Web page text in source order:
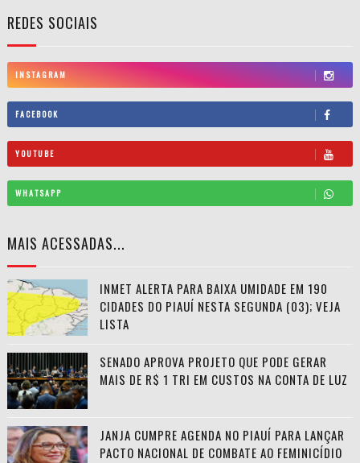
REDES SOCIAIS
INSTAGRAM
FACEBOOK
YOUTUBE
WHATSAPP
MAIS ACESSADAS...
INMET ALERTA PARA BAIXA UMIDADE EM 190
CIDADES DO PIAUÍ NESTA SEGUNDA (03); VEJA
LISTA
SENADO APROVA PROJETO QUE PODE GERAR
MAIS DE R$ 1 TRI EM CUSTOS NA CONTA DE LUZ
JANJA CUMPRE AGENDA NO PIAUÍ PARA LANÇAR
PACTO NACIONAL DE COMBATE AO FEMINICÍDIO